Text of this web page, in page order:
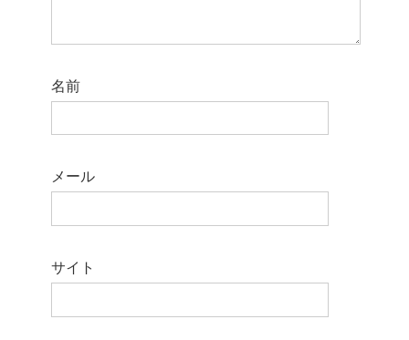
名前
メール
サイト